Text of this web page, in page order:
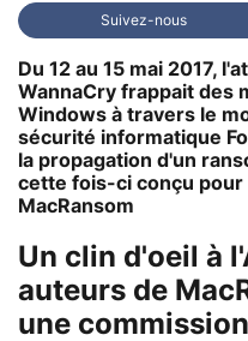
Suivez-nous
Du 12 au 15 mai 2017,
WannaCry frappait des
Windows à travers le
sécurité informatique
la propagation d'un
cette fois-ci conçu pour
MacRansom
Un clin d'oeil à
auteurs de
une